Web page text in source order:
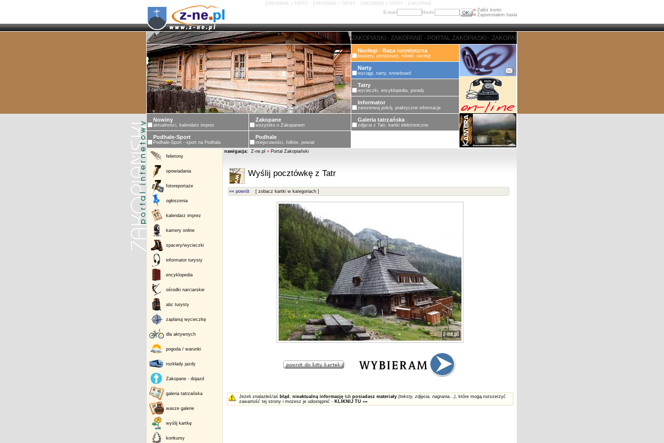
ZAKOPANE I TATRY - ZAKOPANE I TATRY - ZAKOPANE I TATRY - ZAKOPANE
E-mail
Hasło » Załóż konto
» Zapomniałem hasła
ZAKOPANE - PORTAL ZAKOPIASKI - ZAKOPANE - PORTAL ZAKOPIASKI - ZAKOPANE - PORTAL ZAKOPIASKI -
Noclegi - Baza turystyczna
kwatery, pensjonaty, hotele, noclegi
Narty
wyciągi, narty, snowboard
Tatry
wycieczki, encyklopedia, porady
Informator
zarezerwuj pokój, praktyczne informacje
Nowiny
aktualności, kalendarz imprez
Zakopane
wszystko o Zakopanem
Galeria tatrzańska
zdjęcia z Tatr, kartki elektroniczne
Podhale-Sport
Podhale-Sport - sport na Podhalu
Podhale
miejscowości, folklor, powiat
felietony
opowiadania
fotoreportaże
ogłoszenia
kalendarz imprez
kamery online
spacery/wycieczki
informator turysty
encyklopedia
ośrodki narciarskie
abc turysty
zaplanuj wycieczkę
dla aktywnych
pogoda / warunki
rozkłady jazdy
Zakopane - dojazd
galeria tatrzańska
wasze galerie
wyślij kartkę
konkursy
nawigacja: Z-ne.pl » Portal Zakopiański
Wyślij pocztówkę z Tatr
«« powrót [ zobacz kartki w kategoriach ]
Jeżeli znalazłeś/aś błąd , nieaktualną informacjęlub posiadasz materiały (teksty, zdjęcia, nagrania...), które mogą rozszerzyć
zawartość tej strony i możesz je udostępnić - KLIKNIJ TU »»